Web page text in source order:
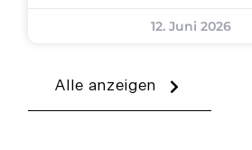
12. Juni 2026
Alle anzeigen